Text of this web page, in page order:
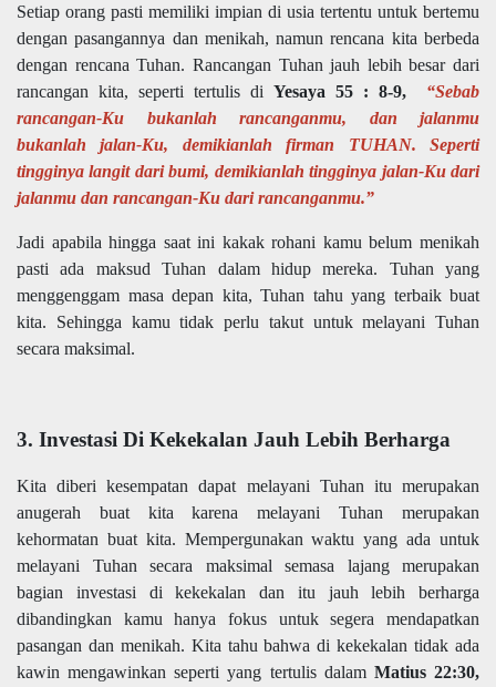
Setiap orang pasti memiliki impian di usia tertentu untuk bertemu
dengan pasangannya dan menikah, namun rencana kita berbeda
dengan rencana Tuhan. Rancangan Tuhan jauh lebih besar dari
rancangan kita, seperti tertulis di Yesaya 55 : 8-9,
“Sebab
rancangan-Ku bukanlah rancanganmu, dan jalanmu
bukanlah jalan-Ku, demikianlah firman TUHAN. Seperti
tingginya langit dari bumi, demikianlah tingginya jalan-Ku dari
jalanmu dan rancangan-Ku dari rancanganmu.”
Jadi apabila hingga saat ini kakak rohani kamu belum menikah
pasti ada maksud Tuhan dalam hidup mereka. Tuhan yang
menggenggam masa depan kita, Tuhan tahu yang terbaik buat
kita. Sehingga kamu tidak perlu takut untuk melayani Tuhan
secara maksimal.
3. Investasi Di Kekekalan Jauh Lebih Berharga
Kita diberi kesempatan dapat melayani Tuhan itu merupakan
anugerah buat kita karena melayani Tuhan merupakan
kehormatan buat kita. Mempergunakan waktu yang ada untuk
melayani Tuhan secara maksimal semasa lajang merupakan
bagian investasi di kekekalan dan itu jauh lebih berharga
dibandingkan kamu hanya fokus untuk segera mendapatkan
pasangan dan menikah. Kita tahu bahwa di kekekalan tidak ada
kawin mengawinkan seperti yang tertulis dalam Matius 22:30,